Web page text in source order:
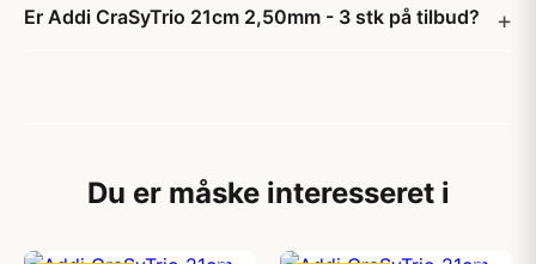
Er Addi CraSyTrio 21cm 2,50mm - 3 stk på tilbud?
Du er måske interesseret i